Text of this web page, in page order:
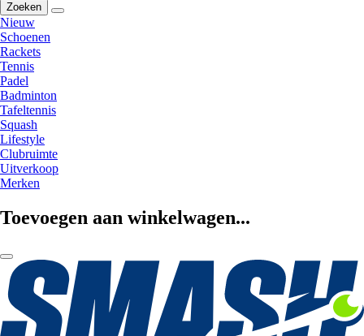
Zoeken
Nieuw
Schoenen
Rackets
Tennis
Padel
Badminton
Tafeltennis
Squash
Lifestyle
Clubruimte
Uitverkoop
Merken
Toevoegen aan winkelwagen...